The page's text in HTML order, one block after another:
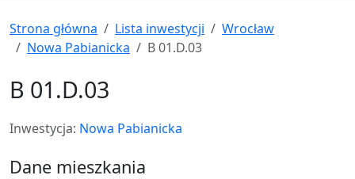
Strona główna Lista inwestycji
Wrocław
Nowa Pabianicka
B 01.D.03
B 01.D.03
Inwestycja: Nowa Pabianicka
Dane mieszkania